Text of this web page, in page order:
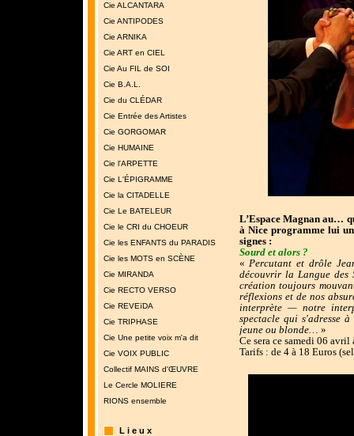
Cie ALCANTARA
Cie ANTIPODES
Cie ARNIKA
Cie ART en CIEL
Cie Au FIL de SOI
Cie B.A.L.
Cie du CLÉDAR
Cie Entrée des Artistes
Cie GORGOMAR
Cie HUMAINE
Cie l'ARPETTE
Cie L'ÉPIGRAMME
Cie la CITADELLE
Cie Le BATELEUR
Cie le CRI du CHOEUR
Cie les ENFANTS du PARADIS
Cie les MOTS en SCÈNE
Cie MIRANDA
Cie RECTO VERSO
Cie REVEïDA
Cie TRIPHASE
Cie Une petite voix m'a dit
Cie VOIX PUBLIC
Collectif MAINS d'ŒUVRE
Le Cercle MOLIERE
RIONS ensemble
L i e u x
L’Espace Magnan au…
à Nice programme lui
signes :
Sourd et alors ?
« Percutant et drôle
découvrir la Langue des
création toujours
réflexions et de nos
interprète — notre
spectacle qui s'adresse
jeune ou blonde…
»
Ce sera ce samedi 06 avril
Tarifs : de 4 à 18 Euros